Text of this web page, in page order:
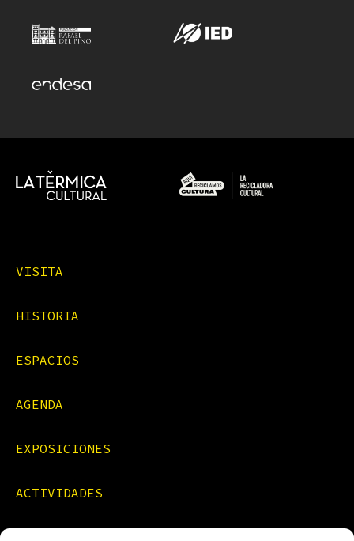
VISITA
HISTORIA
ESPACIOS
AGENDA
EXPOSICIONES
ACTIVIDADES